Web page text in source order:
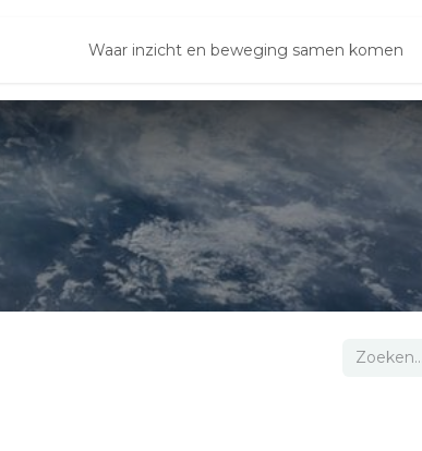
Doorverwezen Kaak Oor Operatie Ik zoek zelf
Waar inzicht en beweging samen komen